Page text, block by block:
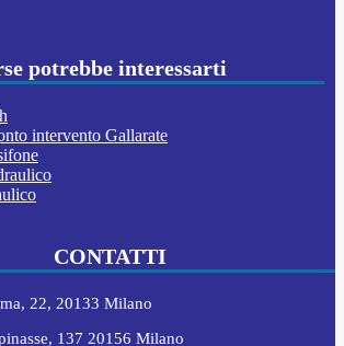
potrebbe interessarti
intervento Gallarate
CONTATTI
22, 20133 Milano
137 20156 Milano